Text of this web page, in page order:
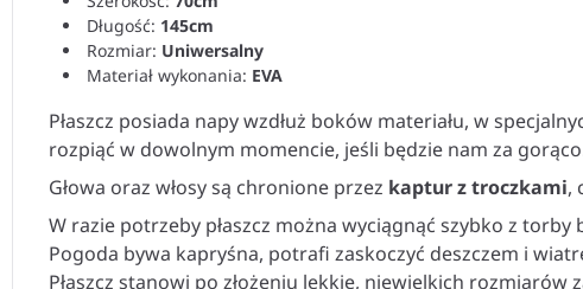
Długość: 145cm
Rozmiar: Uniwersalny
Materiał wykonania: EVA
Płaszcz posiada napy wzdłuż boków materiału, w
rozpiąć w dowolnym momencie, jeśli będzie nam za
Głowa oraz włosy są chronione przez kaptur z troczkami,
W razie potrzeby płaszcz można wyciągnąć szybko z torby
Pogoda bywa kapryśna, potrafi zaskoczyć deszczem i
Płaszcz stanowi po złożeniu lekkie, niewielkich